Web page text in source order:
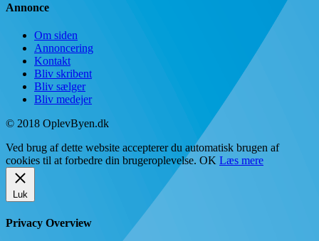
Annonce
Om siden
Annoncering
Kontakt
Bliv skribent
Bliv sælger
Bliv medejer
© 2018 OplevByen.dk
Ved brug af dette website accepterer du automatisk brugen af
cookies til at forbedre din brugeroplevelse. OK Læs mere
Luk
Privacy Overview